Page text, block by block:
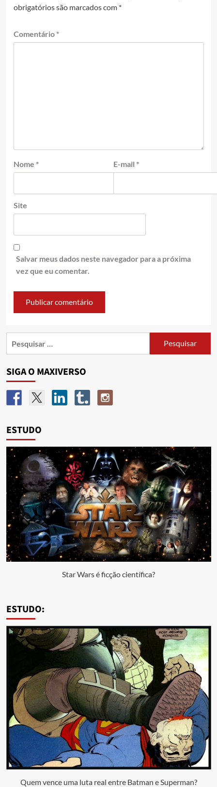
obrigatórios são marcados com *
Comentário *
Nome * E-mail *
Site
Salvar meus dados neste navegador para a próxima
vez que eu comentar.
SIGA O MAXIVERSO
ESTUDO
Star Wars é ficção científica?
ESTUDO:
Quem vence uma luta real entre Batman e Superman?